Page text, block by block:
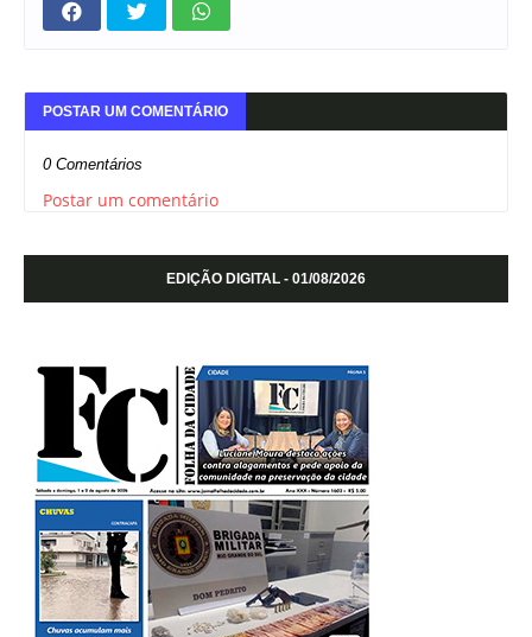
POSTAR UM COMENTÁRIO
0 Comentários
Postar um comentário
EDIÇÃO DIGITAL - 01/08/2026